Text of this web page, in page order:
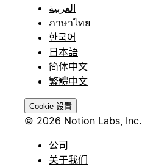
العربية
ภาษาไทย
한국어
日本語
简体中文
繁體中文
Cookie 设置
© 2026 Notion Labs, Inc.
公司
关于我们